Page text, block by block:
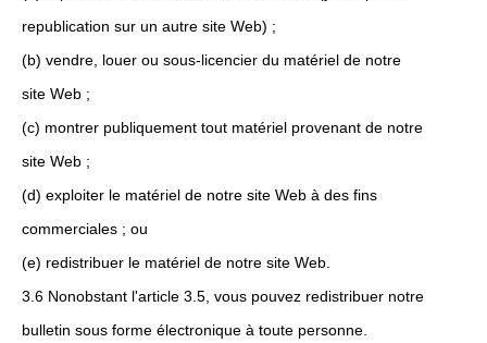
republication sur un autre site Web) ;
(b) vendre, louer ou sous-licencier du matériel de notre
site Web ;
(c) montrer publiquement tout matériel provenant de notre
site Web ;
(d) exploiter le matériel de notre site Web à des fins
commerciales ; ou
(e) redistribuer le matériel de notre site Web.
3.6 Nonobstant l'article 3.5, vous pouvez redistribuer notre
bulletin sous forme électronique à toute personne.